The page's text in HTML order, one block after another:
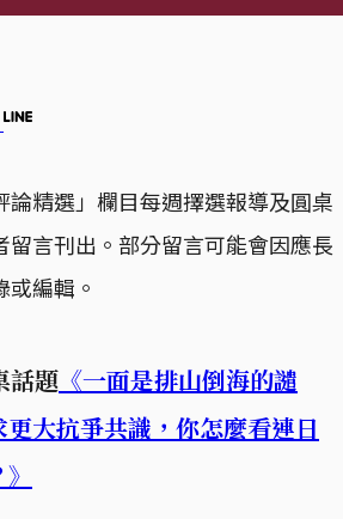
論精選」欄目每週擇選報導及圓桌
留言刊出。部分留言可能會因應長
編輯。
話題 《一面是排山倒海的譴
大抗爭共識，你怎麼看連日